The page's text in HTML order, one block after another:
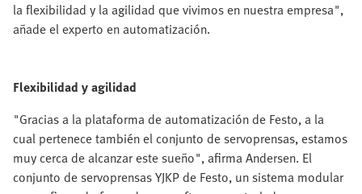
la flexibilidad y la agilidad que vivimos en nuestra empresa",
añade el experto en automatización.
Flexibilidad y agilidad
"Gracias a la plataforma de automatización de Festo, a la
cual pertenece también el conjunto de servoprensas, estamos
muy cerca de alcanzar este sueño", afirma Andersen. El
conjunto de servoprensas YJKP de Festo, un sistema modular